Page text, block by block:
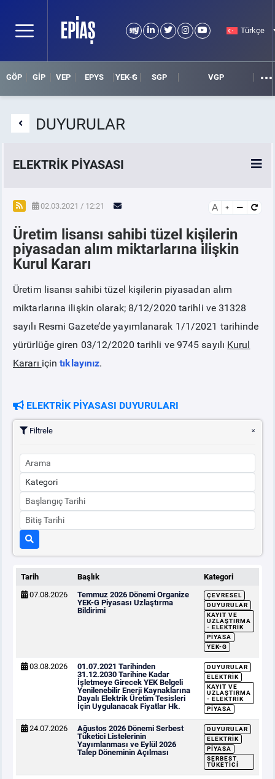
Türkçe
GÖP GİP VEP EPYS YEK-G SGP VGP
DUYURULAR
ELEKTRİK PİYASASI
SPOT ELEKTRİK PİYASALARI
ÖRNEK FİNANS BELGELERİ
VADELİ ELEKTRİK PİYASASI
PİYASAKAYITSÜRECİ
SERBEST TÜKETİCİ
DUYURULAR
BT HİZMET YÖNETİM SİSTEMİ POLİTİKAMIZ
02.03.2021 / 12:21 A
Üretim lisansı sahibi tüzel kişilerin
piyasadan alım miktarlarına ilişkin
Kurul Kararı
Üretim lisansı sahibi tüzel kişilerin piyasadan alım
miktarlarına ilişkin olarak; 8/12/2020 tarihli ve 31328
sayılı Resmi Gazete’de yayımlanarak 1/1/2021 tarihinde
yürürlüğe giren 03/12/2020 tarihli ve 9745 sayılı Kurul
Kararı içintıklayınız.
ELEKTRİK PİYASASI DUYURULARI
Filtrele
Tarih Başlık
Kategori
07.08.2026
Temmuz 2026 Dönemi Organize
YEK-G Piyasası Uzlaştırma
Bildirimi
ÇEVRESEL
DUYURULAR
KAYIT VE
UZLAŞTIRMA
- ELEKTRIK
PIYASA
YEK-G
03.08.2026
01.07.2021 Tarihinden
31.12.2030 Tarihine Kadar
İşletmeye Girecek YEK Belgeli
Yenilenebilir Enerji Kaynaklarına
Dayalı Elektrik Üretim Tesisleri
İçin Uygulanacak Fiyatlar Hk.
DUYURULAR
ELEKTRIK
KAYIT VE
UZLAŞTIRMA
- ELEKTRIK
PIYASA
24.07.2026
Ağustos 2026 Dönemi Serbest
Tüketici Listelerinin
Yayımlanması ve Eylül 2026
Talep Döneminin Açılması
DUYURULAR
ELEKTRIK
PIYASA
SERBEST
TÜKETICI